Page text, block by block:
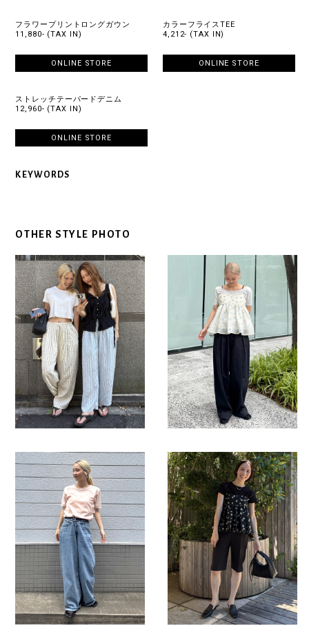
フラワープリントロングガウン
11,880- (TAX IN)
ONLINE STORE
カラーフライスTEE
4,212- (TAX IN)
ONLINE STORE
ストレッチテーパードデニム
12,960- (TAX IN)
ONLINE STORE
KEYWORDS
OTHER STYLE PHOTO